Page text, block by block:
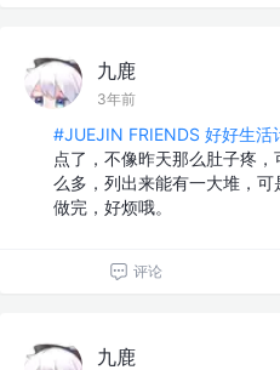
九鹿
3年前
#JUEJIN FRIENDS 好好生活
点了，不像昨天那么肚子疼
么多，列出来能有一大堆，
做完，好烦哦。
评论
九鹿